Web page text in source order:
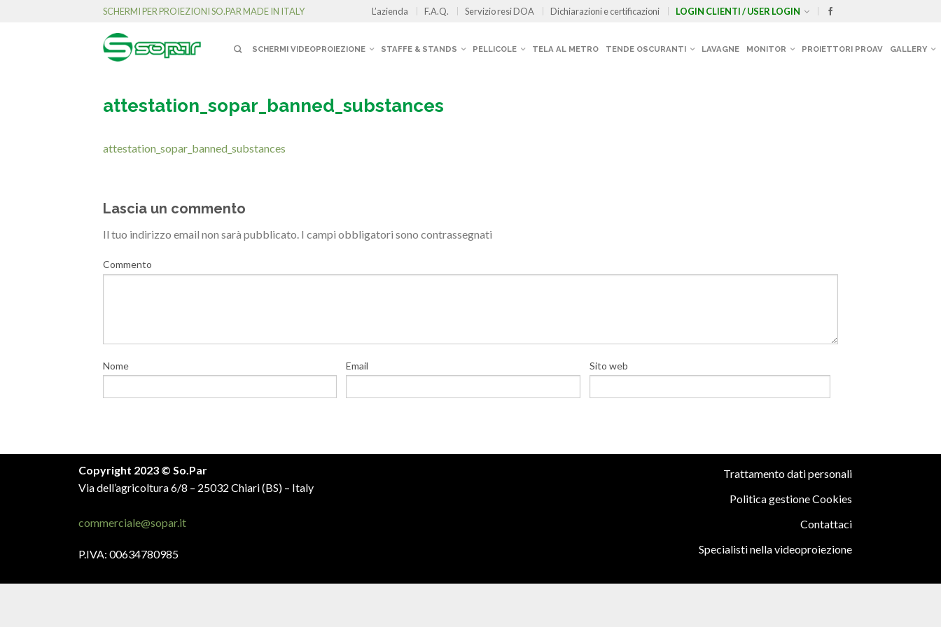
SCHERMI PER PROIEZIONI SO.PAR MADE IN ITALY L’azienda F.A.Q. Servizio resi DOA Dichiarazioni e certificazioni LOGIN CLIENTI / USER LOGIN
SCHERMI VIDEOPROIEZIONE STAFFE & STANDS PELLICOLE TELA AL METRO TENDE OSCURANTI LAVAGNE MONITOR PROIETTORI PROAV GALLERY
attestation_sopar_banned_substances
attestation_sopar_banned_substances
Lascia un commento
Il tuo indirizzo email non sarà pubblicato. I campi obbligatori sono contrassegnati
Commento
Nome Email Sito web
Copyright 2023 © So.Par
Via dell’agricoltura 6/8 – 25032 Chiari (BS) – Italy
commerciale@sopar.it
P.IVA: 00634780985
Trattamento dati personali
Politica gestione Cookies
Contattaci
Specialisti nella videoproiezione